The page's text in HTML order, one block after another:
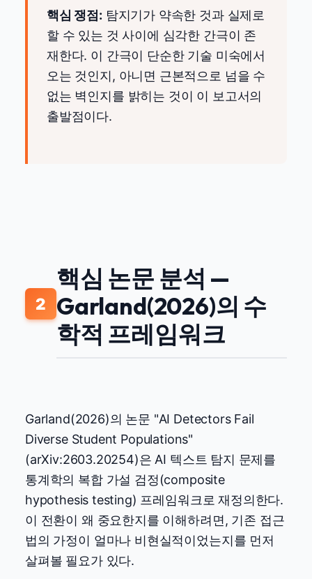
핵심 쟁점: 탐지기가 약속한 것과 실제로
할 수 있는 것 사이에 심각한 간극이 존
재한다. 이 간극이 단순한 기술 미숙에서
오는 것인지, 아니면 근본적으로 넘을 수
없는 벽인지를 밝히는 것이 이 보고서의
출발점이다.
2
핵심 논문 분석 —
Garland(2026)의 수
학적 프레임워크
Garland(2026)의 논문 "AI Detectors Fail
Diverse Student Populations"
(arXiv:2603.20254)은 AI 텍스트 탐지 문제를
통계학의 복합 가설 검정(composite
hypothesis testing) 프레임워크로 재정의한다.
이 전환이 왜 중요한지를 이해하려면, 기존 접근
법의 가정이 얼마나 비현실적이었는지를 먼저
살펴볼 필요가 있다.